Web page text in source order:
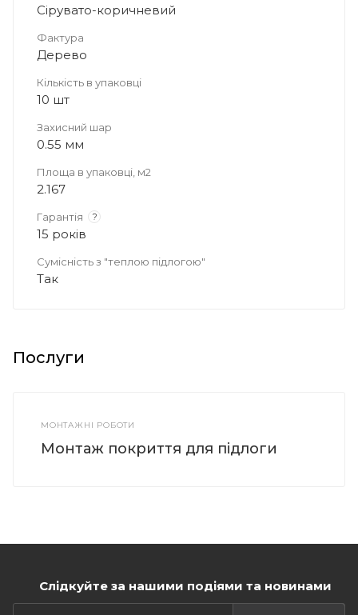
Сірувато-коричневий
Фактура
Дерево
Кількість в упаковці
10 шт
Захисний шар
0.55 мм
Площа в упаковці, м2
2.167
Гарантія ?
15 років
Сумісність з "теплою підлогою"
Так
Послуги
МОНТАЖНІ РОБОТИ
Монтаж покриття для підлоги
Слідкуйте за нашими подіями та новинами